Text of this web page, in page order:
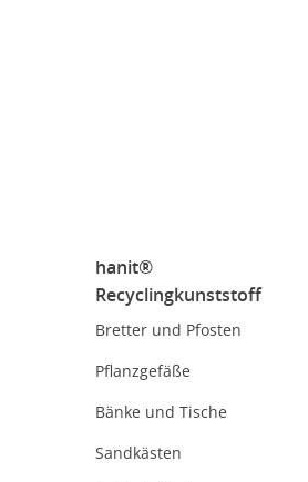
hanit®
Recyclingkunststoff
Bretter und Pfosten
Pflanzgefäße
Bänke und Tische
Sandkästen